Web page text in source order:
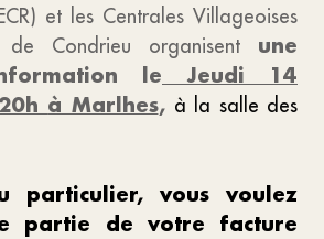
et les Centrales Villageoises
Condrieu organisent une
le Jeudi 14
à Marlhes, à la salle des
particulier, vous voulez
partie de votre facture